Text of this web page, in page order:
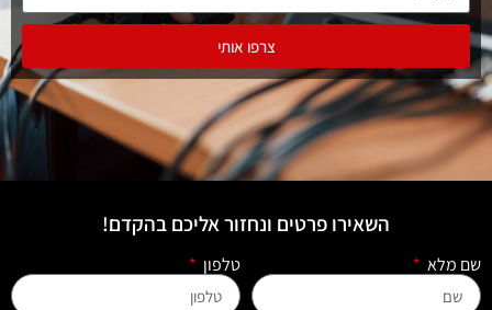
צרפו אותי
השאירו פרטים ונחזור אליכם בהקדם!
שם מלא טלפון